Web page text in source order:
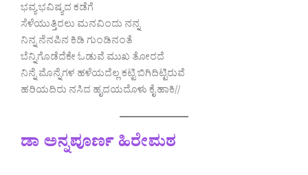
ಭವ್ಯ ಭವಿಷ್ಯದ ಕಡೆಗೆ
ಸೆಳೆಯುತ್ತಿರಲು ಮನವಿಂದು ನನ್ನ
ನಿನ್ನ ನೆನಪಿನ ಕಿಡಿ ಗುಂಡಿನಂತೆ
ಬೆನ್ನಿಗೊಡೆದೆಕೇ ಓಡುವೆ ಮುಖ ತೋರದೆ
ನಿನ್ನೆ ಮೊನ್ನೆಗಳ ಹಳೆಯದೆಲ್ಲ ಕಟ್ಟಿ ಬಿಗಿದಿಟ್ಟಿರುವೆ
ಹರಿಯದಿರು ನಸಿದ ಹೃದಯದೊಳು ಕೈ ಹಾಕಿ//
ಡಾ ಅನ್ನಪೂರ್ಣ ಹಿರೇಮಠ